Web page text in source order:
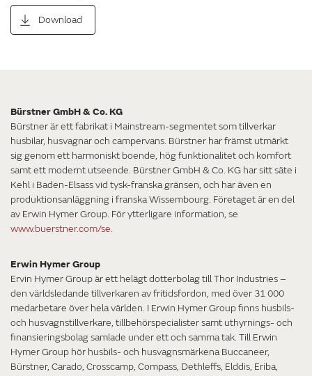
Download
Bürstner GmbH & Co. KG
Bürstner är ett fabrikat i Mainstream-segmentet som tillverkar
husbilar, husvagnar och campervans. Bürstner har främst utmärkt
sig genom ett harmoniskt boende, hög funktionalitet och komfort
samt ett modernt utseende. Bürstner GmbH & Co. KG har sitt säte i
Kehl i Baden-Elsass vid tysk-franska gränsen, och har även en
produktionsanläggning i franska Wissembourg. Företaget är en del
av Erwin Hymer Group. För ytterligare information, se
www.buerstner.com/se.
Erwin Hymer Group
Ervin Hymer Group är ett helägt dotterbolag till Thor Industries –
den världsledande tillverkaren av fritidsfordon, med över 31 000
medarbetare över hela världen. I Erwin Hymer Group finns husbils-
och husvagnstillverkare, tillbehörspecialister samt uthyrnings- och
finansieringsbolag samlade under ett och samma tak. Till Erwin
Hymer Group hör husbils- och husvagnsmärkena Buccaneer,
Bürstner, Carado, Crosscamp, Compass, Dethleffs, Elddis, Eriba,